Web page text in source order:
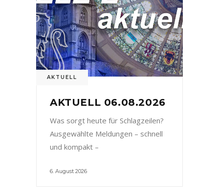
AKTUELL
AKTUELL 06.08.2026
Was sorgt heute für Schlagzeilen?
Ausgewählte Meldungen – schnell
und kompakt –
6. August 2026